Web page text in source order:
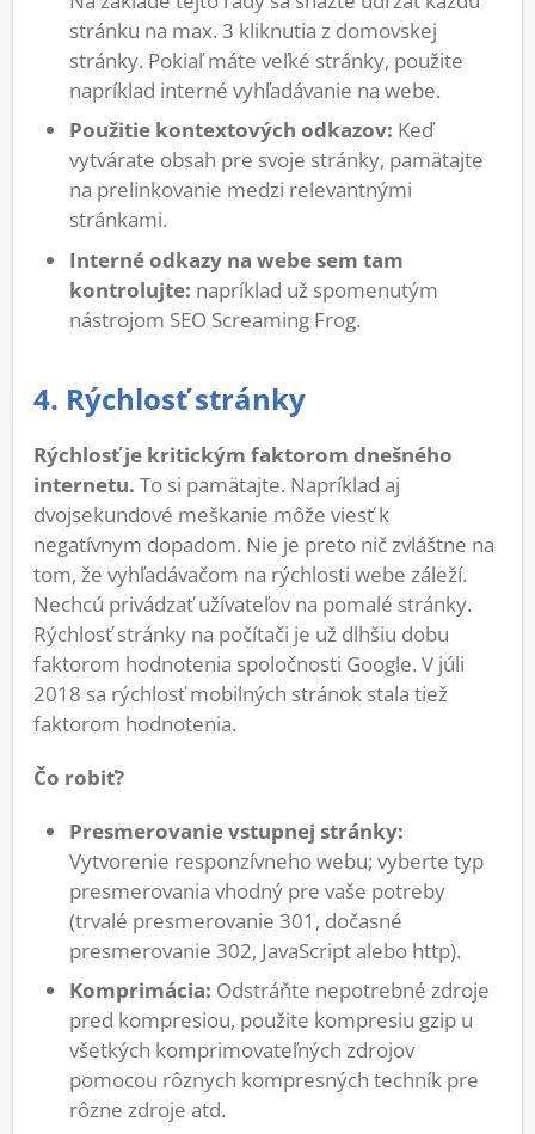
stránku na max. 3 kliknutia z domovskej
stránky. Pokiaľ máte veľké stránky, použite
napríklad interné vyhľadávanie na webe.
Použitie kontextových odkazov: Keď
vytvárate obsah pre svoje stránky, pamätajte
na prelinkovanie medzi relevantnými
stránkami.
Interné odkazy na webe sem tam
kontrolujte: napríklad už spomenutým
nástrojom SEO Screaming Frog.
4. Rýchlosť stránky
Rýchlosť je kritickým faktorom dnešného
internetu. To si pamätajte. Napríklad aj
dvojsekundové meškanie môže viesť k
negatívnym dopadom. Nie je preto nič zvláštne na
tom, že vyhľadávačom na rýchlosti webe záleží.
Nechcú privádzať užívateľov na pomalé stránky.
Rýchlosť stránky na počítači je už dlhšiu dobu
faktorom hodnotenia spoločnosti Google. V júli
2018 sa rýchlosť mobilných stránok stala tiež
faktorom hodnotenia.
Čo robiť?
Presmerovanie vstupnej stránky:
Vytvorenie responzívneho webu; vyberte typ
presmerovania vhodný pre vaše potreby
(trvalé presmerovanie 301, dočasné
presmerovanie 302, JavaScript alebo http).
Komprimácia: Odstráňte nepotrebné zdroje
pred kompresiou, použite kompresiu gzip u
všetkých komprimovateľných zdrojov
pomocou rôznych kompresných techník pre
rôzne zdroje atd.